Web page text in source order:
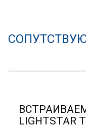
LIGHTSTAR